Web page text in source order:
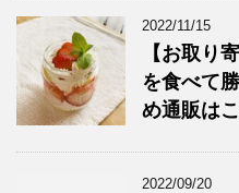
2022/11/15
【お取り
を食べて
め通販はこ
2022/09/20